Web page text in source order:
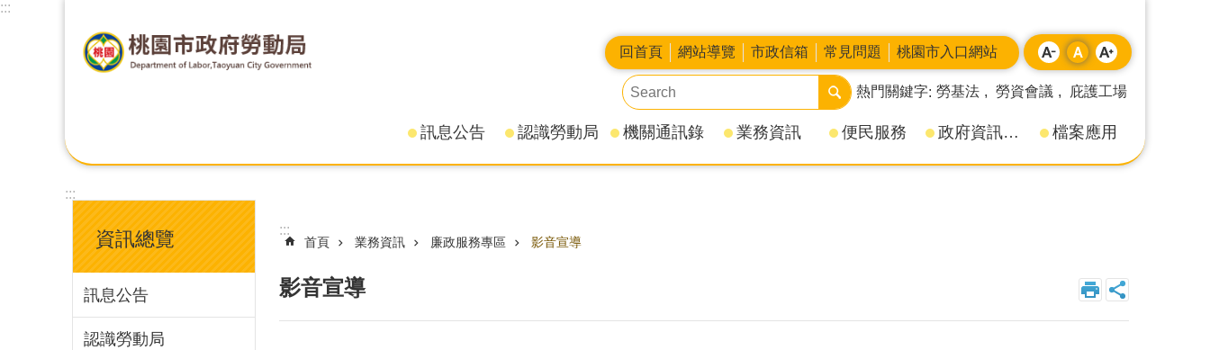
:::
回首頁 網站導覽 市政信箱 常見問題 桃園市入口網站
熱門關鍵字 勞基法 勞資會議 庇護工場
訊息公告 認識勞動局 機關通訊錄 業務資訊 便民服務 政府資訊公開 檔案應用
:::
資訊總覽
訊息公告
認識勞動局
:::
首頁 業務資訊 廉政服務專區 影音宣導
影音宣導